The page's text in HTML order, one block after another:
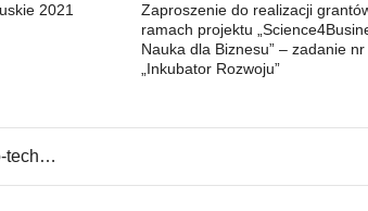
2021
Zaproszenie do realizacji
ramach projektu
Nauka dla Biznesu” – zadanie nr
„Inkubator Rozwoju”